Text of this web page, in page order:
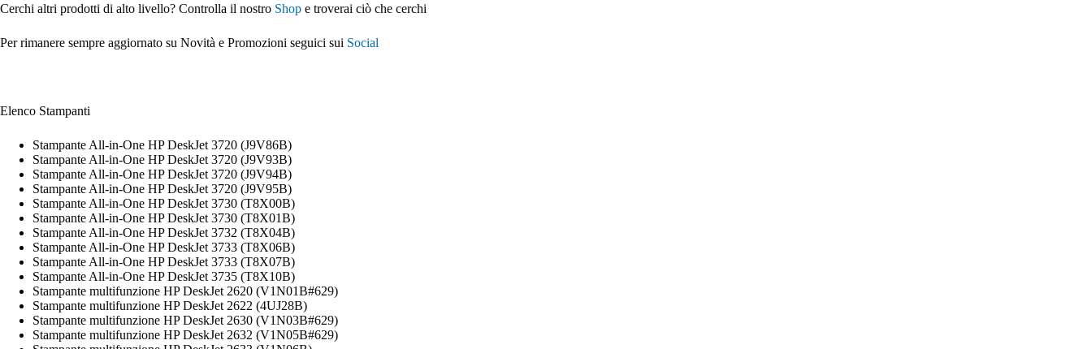
Cerchi altri prodotti di alto livello? Controlla il nostro Shop e troverai ciò che cerchi
Per rimanere sempre aggiornato su Novità e Promozioni seguici sui Social
Elenco Stampanti
Stampante All-in-One HP DeskJet 3720 (J9V86B)
Stampante All-in-One HP DeskJet 3720 (J9V93B)
Stampante All-in-One HP DeskJet 3720 (J9V94B)
Stampante All-in-One HP DeskJet 3720 (J9V95B)
Stampante All-in-One HP DeskJet 3730 (T8X00B)
Stampante All-in-One HP DeskJet 3730 (T8X01B)
Stampante All-in-One HP DeskJet 3732 (T8X04B)
Stampante All-in-One HP DeskJet 3733 (T8X06B)
Stampante All-in-One HP DeskJet 3733 (T8X07B)
Stampante All-in-One HP DeskJet 3735 (T8X10B)
Stampante multifunzione HP DeskJet 2620 (V1N01B#629)
Stampante multifunzione HP DeskJet 2622 (4UJ28B)
Stampante multifunzione HP DeskJet 2630 (V1N03B#629)
Stampante multifunzione HP DeskJet 2632 (V1N05B#629)